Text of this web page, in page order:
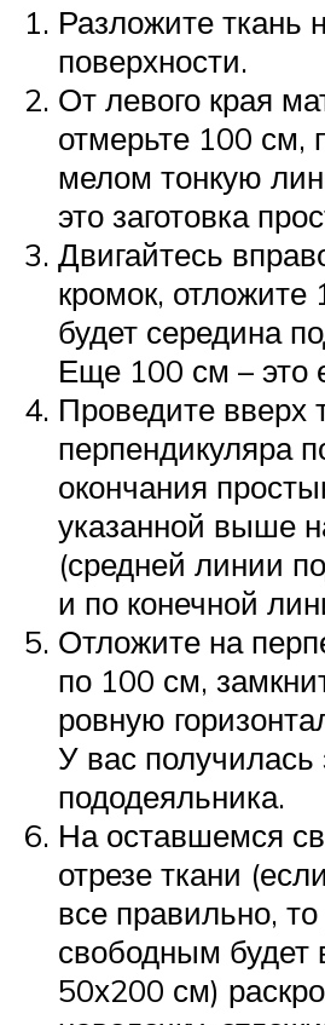
Разложите ткань
поверхности.
От левого края
отмерьте 100 см,
мелом тонкую
это заготовка
Двигайтесь
кромок, отложите
будет середина
Еще 100 см – это
Проведите вверх
перпендикуляра
окончания
указанной выше
(средней линии
и по конечной
Отложите на
по 100 см,
ровную
У вас получилась
пододеяльника.
На оставшемся
отрезе ткани
все правильно,
свободным будет
50х200 см)